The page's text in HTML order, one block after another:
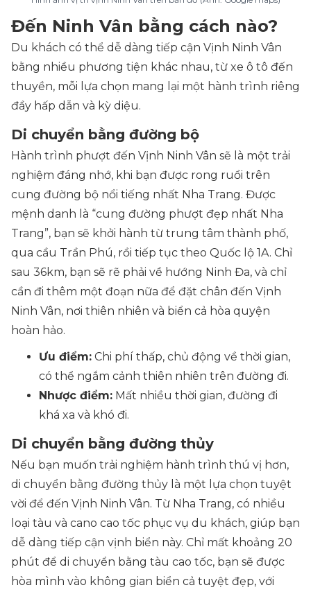
Đến Ninh Vân bằng cách nào?
Du khách có thể dễ dàng tiếp cận Vịnh Ninh Vân
bằng nhiều phương tiện khác nhau, từ xe ô tô đến
thuyền, mỗi lựa chọn mang lại một hành trình riêng
đầy hấp dẫn và kỳ diệu.
Di chuyển bằng đường bộ
Hành trình phượt đến Vịnh Ninh Vân sẽ là một trải
nghiệm đáng nhớ, khi bạn được rong ruổi trên
cung đường bộ nổi tiếng nhất Nha Trang. Được
mệnh danh là “cung đường phượt đẹp nhất Nha
Trang”, bạn sẽ khởi hành từ trung tâm thành phố,
qua cầu Trần Phú, rồi tiếp tục theo Quốc lộ 1A. Chỉ
sau 36km, bạn sẽ rẽ phải về hướng Ninh Đa, và chỉ
cần đi thêm một đoạn nữa để đặt chân đến Vịnh
Ninh Vân, nơi thiên nhiên và biển cả hòa quyện
hoàn hảo.
Ưu điểm: Chi phí thấp, chủ động về thời gian,
có thể ngắm cảnh thiên nhiên trên đường đi.
Nhược điểm: Mất nhiều thời gian, đường đi
khá xa và khó đi.
Di chuyển bằng đường thủy
Nếu bạn muốn trải nghiệm hành trình thú vị hơn,
di chuyển bằng đường thủy là một lựa chọn tuyệt
vời để đến Vịnh Ninh Vân. Từ Nha Trang, có nhiều
loại tàu và cano cao tốc phục vụ du khách, giúp bạn
dễ dàng tiếp cận vịnh biển này. Chỉ mất khoảng 20
phút để di chuyển bằng tàu cao tốc, bạn sẽ được
hòa mình vào không gian biển cả tuyệt đẹp, với